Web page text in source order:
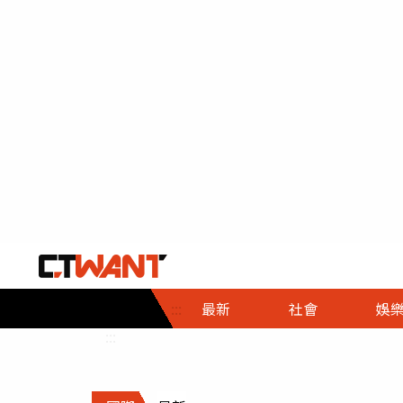
::: 最新 社會
社會首頁
時事
調查
娛樂
娛樂首頁
即時
財經首頁
熱線
政